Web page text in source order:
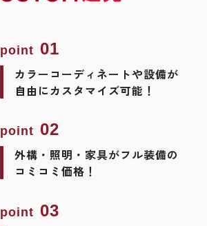
point 01
カラーコーディネートや設備が
自由にカスタマイズ可能！
point 02
外構・照明・家具がフル装備の
コミコミ価格！
point 03